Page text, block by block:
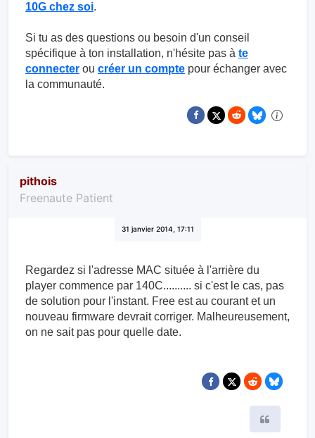
10G chez soi.
Si tu as des questions ou besoin d'un conseil
spécifique à ton installation, n'hésite pas à te
connecter ou créer un compte pour échanger avec
la communauté.
pithois
Freenaute Patient
31 janvier 2014, 17:11
Regardez si l'adresse MAC située à l'arrière du
player commence par 140C.......... si c'est le cas, pas
de solution pour l'instant. Free est au courant et un
nouveau firmware devrait corriger. Malheureusement,
on ne sait pas pour quelle date.